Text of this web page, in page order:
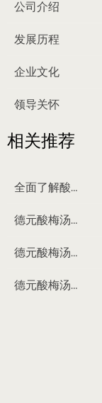
公司介绍
发展历程
企业文化
领导关怀
相关推荐
全面了解酸梅汤
德元酸梅汤来历
德元酸梅汤制作过程
德元酸梅汤多少钱